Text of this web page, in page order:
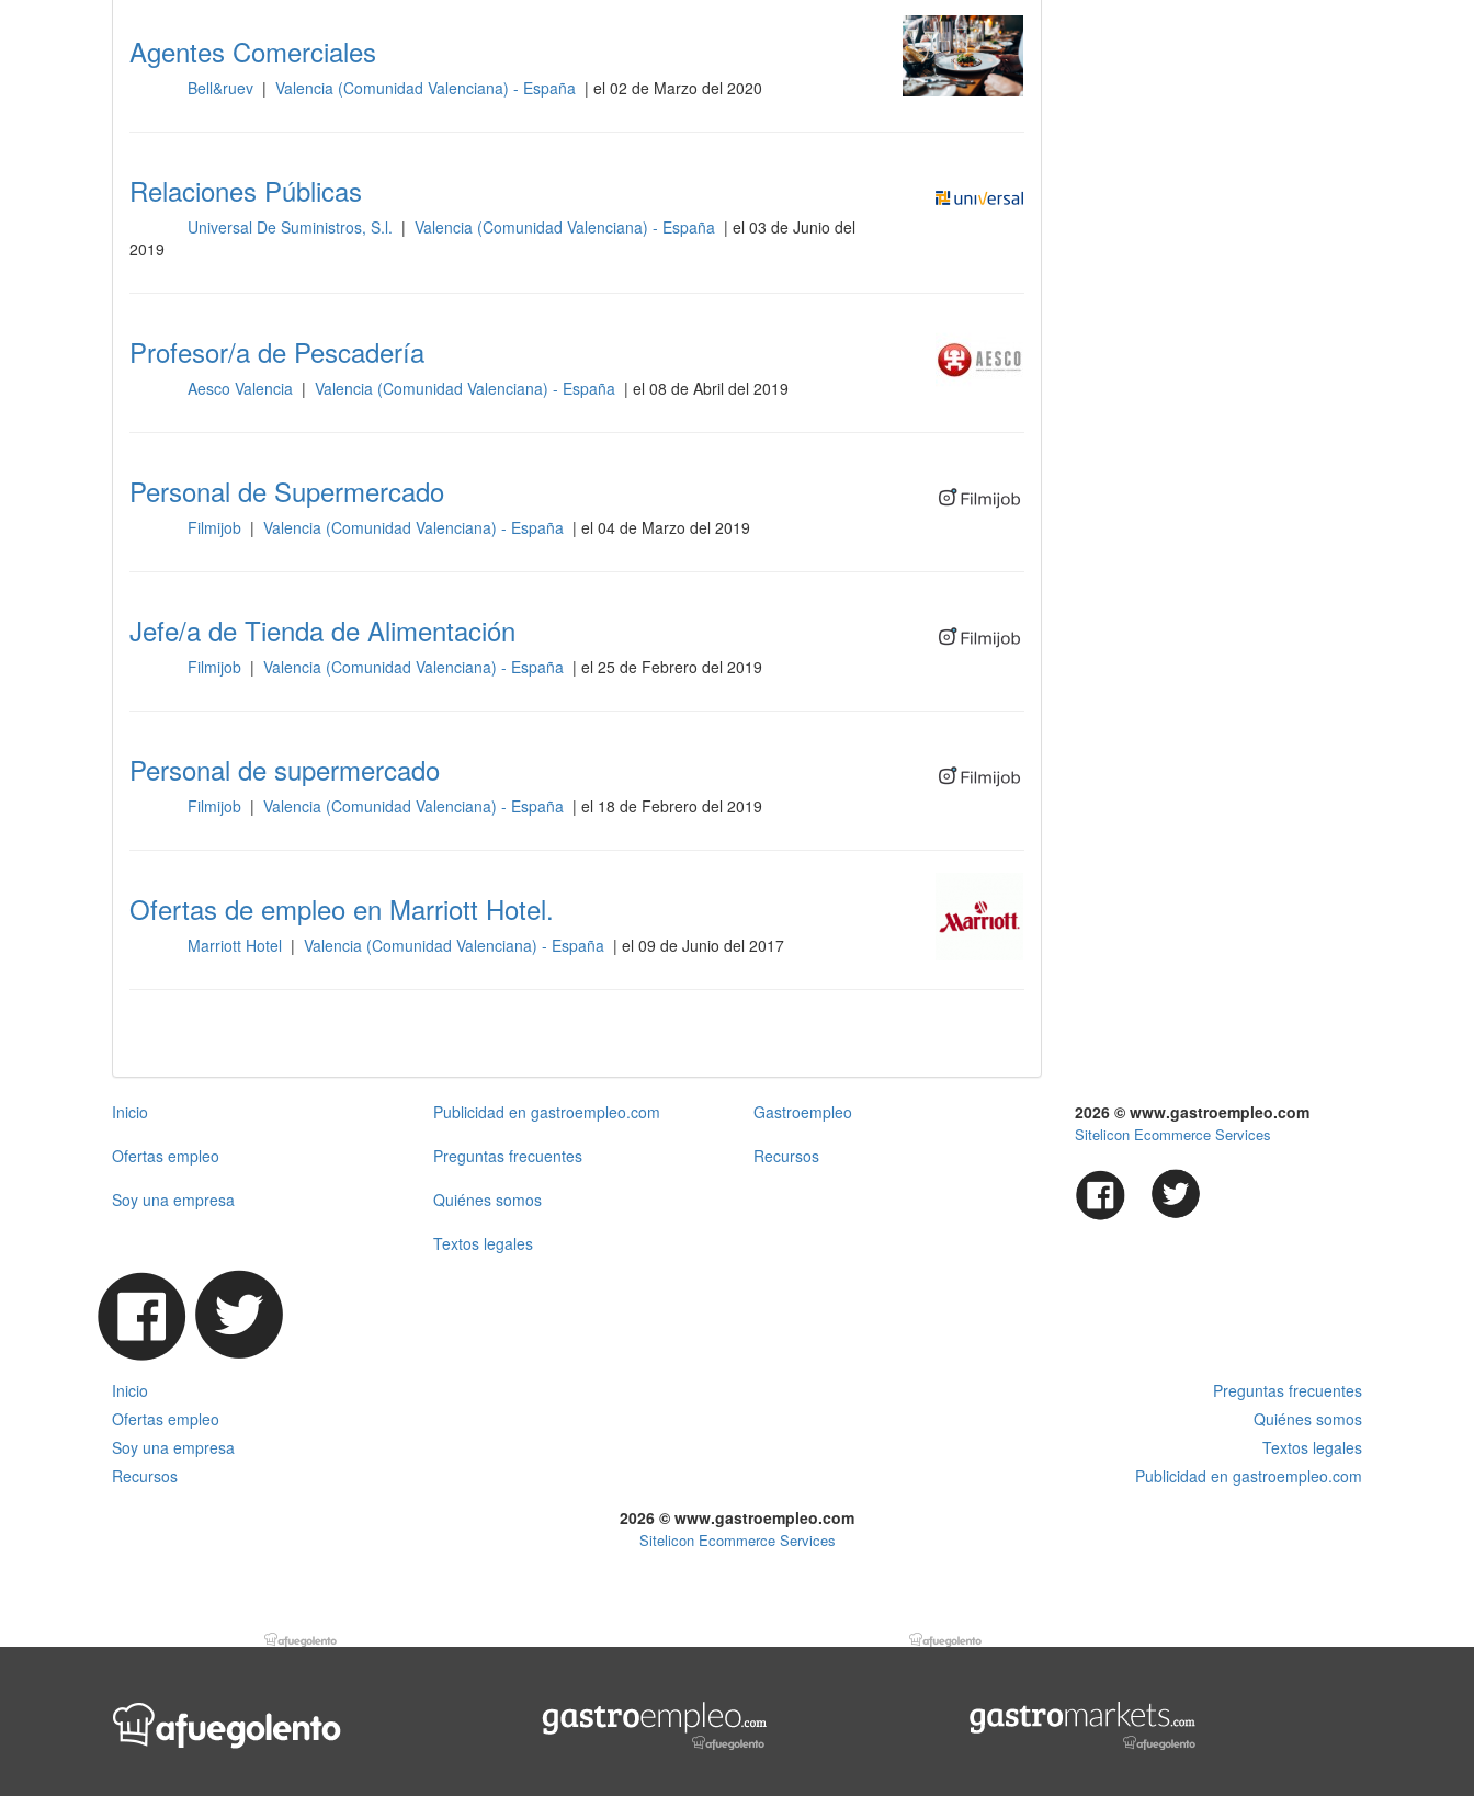
Agentes Comerciales
Bell&ruev | Valencia (Comunidad Valenciana) - España | el 02 de Marzo del 2020
Relaciones Públicas
Universal De Suministros, S.l. | Valencia (Comunidad Valenciana) - España | el 03 de Junio del
2019
Profesor/a de Pescadería
Aesco Valencia | Valencia (Comunidad Valenciana) - España | el 08 de Abril del 2019
Personal de Supermercado
Filmijob | Valencia (Comunidad Valenciana) - España | el 04 de Marzo del 2019
Jefe/a de Tienda de Alimentación
Filmijob | Valencia (Comunidad Valenciana) - España | el 25 de Febrero del 2019
Personal de supermercado
Filmijob | Valencia (Comunidad Valenciana) - España | el 18 de Febrero del 2019
Ofertas de empleo en Marriott Hotel.
Marriott Hotel | Valencia (Comunidad Valenciana) - España | el 09 de Junio del 2017
Inicio
Ofertas empleo
Soy una empresa
Publicidad en gastroempleo.com
Preguntas frecuentes
Quiénes somos
Textos legales
Gastroempleo
Recursos
2026 © www.gastroempleo.com
Sitelicon Ecommerce Services
Inicio
Preguntas frecuentes
Ofertas empleo
Quiénes somos
Soy una empresa
Textos legales
Recursos
Publicidad en gastroempleo.com
2026 © www.gastroempleo.com
Sitelicon Ecommerce Services